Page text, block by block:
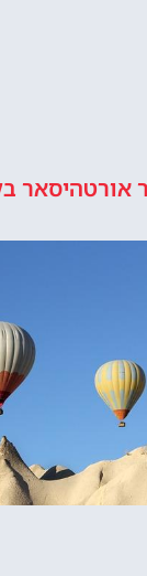
אורטהיסאר